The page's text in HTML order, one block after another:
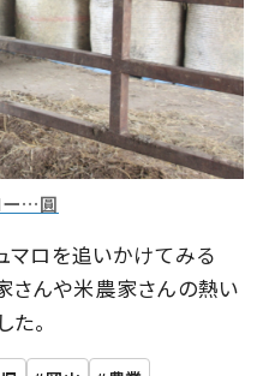
ー…圓
マロを追いかけてみる
さんや米農家さんの熱い
。